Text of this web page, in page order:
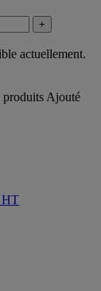
+
actuellement.
produits Ajouté
HT